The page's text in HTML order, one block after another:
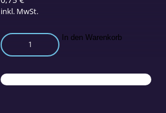
inkl. MwSt.
Heißwasser-
Überwärmungsbehandlung
In den Warenkorb